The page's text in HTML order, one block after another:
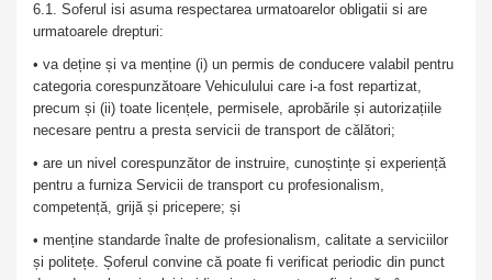
6.1. Soferul isi asuma respectarea urmatoarelor obligatii si are
urmatoarele drepturi:
• va deține și va menține (i) un permis de conducere valabil pentru
categoria corespunzătoare Vehiculului care i-a fost repartizat,
precum și (ii) toate licențele, permisele, aprobările și autorizațiile
necesare pentru a presta servicii de transport de călători;
• are un nivel corespunzător de instruire, cunoștințe și experiență
pentru a furniza Servicii de transport cu profesionalism,
competență, grijă și pricepere; și
• menține standarde înalte de profesionalism, calitate a serviciilor
și politețe. Șoferul convine că poate fi verificat periodic din punct